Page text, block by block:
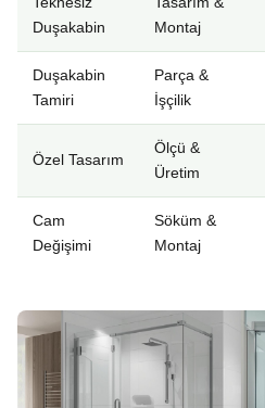
Duşakabin
Montaj
Duşakabin
Tamiri
Parça &
İşçilik
Özel Tasarım
Ölçü &
Üretim
Cam
Değişimi
Söküm &
Montaj